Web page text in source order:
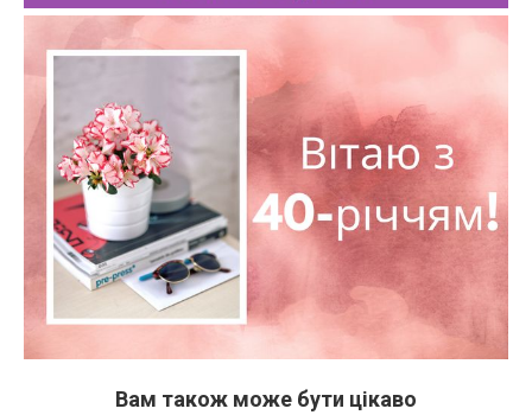
Вам також може бути цікаво